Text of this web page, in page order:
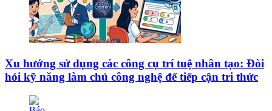
Xu hướng sử dụng các công cụ trí tuệ nhân tạo: Đòi
hỏi kỹ năng làm chủ công nghệ để tiếp cận tri thức